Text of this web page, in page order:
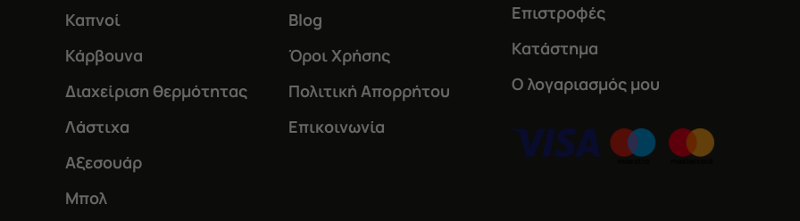
Καπνοί
Κάρβουνα
Διαχείριση θερμότητας
Λάστιχα
Αξεσουάρ
Μπολ
Blog
Όροι Χρήσης
Πολιτική Απορρήτου
Επικοινωνία
Επιστροφές
Κατάστημα
Ο λογαριασμός μου